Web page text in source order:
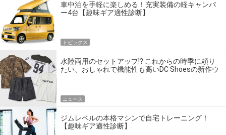
車中泊を手軽に楽しめる！充実装備の軽キャンパ
ー4台【趣味ギア適性診断】
トピックス
水陸両用のセットアップ!? これからの時季に頼り
たい、おしゃれで機能性も高いDC Shoesの新作ウ
ニュース
ジムレベルの本格マシンで自宅トレーニング！
【趣味ギア適性診断】